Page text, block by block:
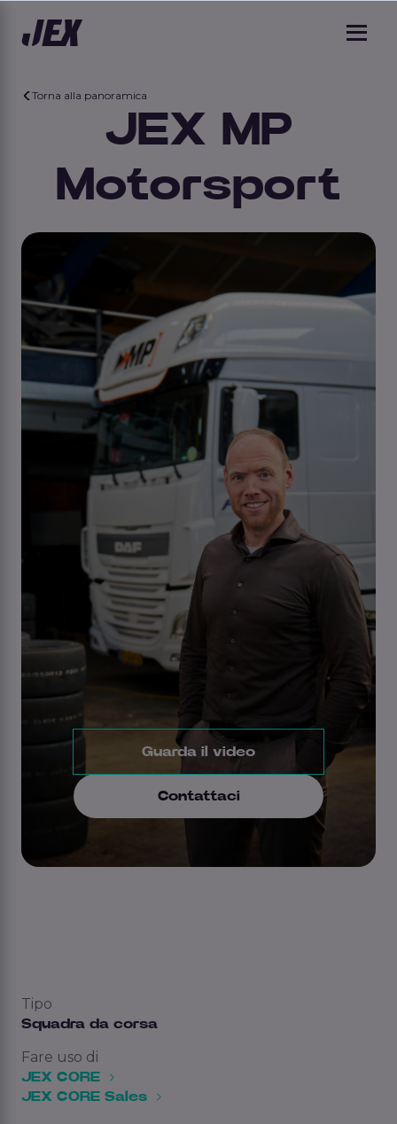
Torna alla panoramica
JEX MP
Motorsport
Guarda il video
Contattaci
Tipo
Squadra da corsa
Fare uso di
JEX CORE
JEX CORE Sales